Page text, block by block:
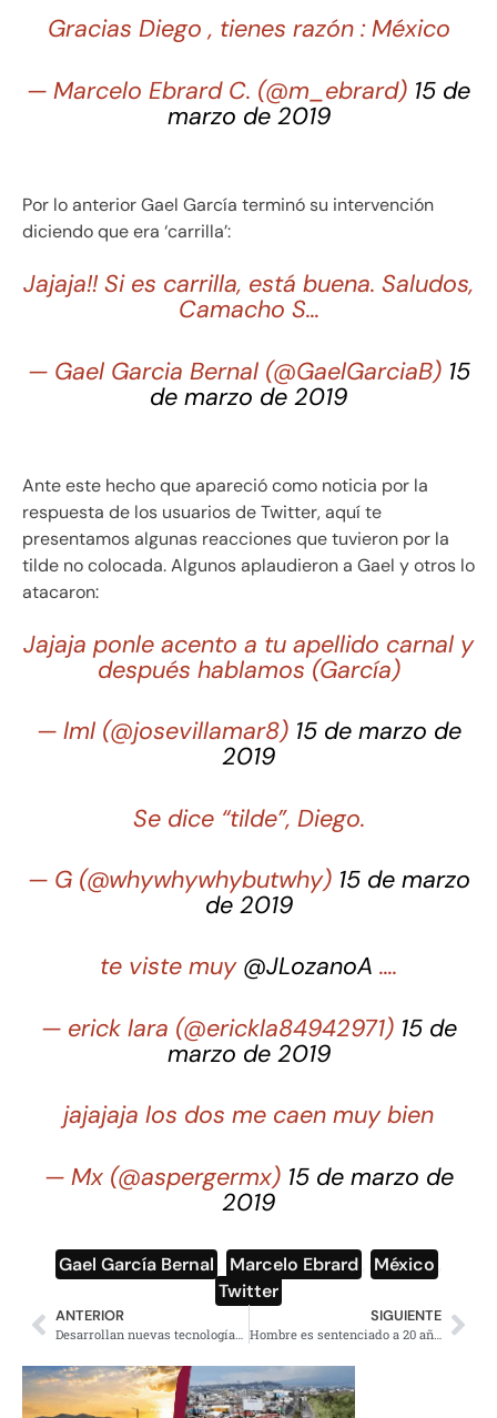
Gracias Diego , tienes razón : México
— Marcelo Ebrard C. (@m_ebrard) 15 de
marzo de 2019
Por lo anterior Gael García terminó su intervención
diciendo que era ‘carrilla’:
Jajaja!! Si es carrilla, está buena. Saludos,
Camacho S…
— Gael Garcia Bernal (@GaelGarciaB) 15
de marzo de 2019
Ante este hecho que apareció como noticia por la
respuesta de los usuarios de Twitter, aquí te
presentamos algunas reacciones que tuvieron por la
tilde no colocada. Algunos aplaudieron a Gael y otros lo
atacaron:
Jajaja ponle acento a tu apellido carnal y
después hablamos (García)
— lml (@josevillamar8) 15 de marzo de
2019
Se dice “tilde”, Diego.
— G (@whywhywhybutwhy) 15 de marzo
de 2019
te viste muy @JLozanoA ….
— erick lara (@erickla84942971) 15 de
marzo de 2019
jajajaja los dos me caen muy bien
— Mx (@aspergermx) 15 de marzo de
2019
Gael García Bernal Marcelo Ebrard México
Twitter
ANTERIOR
Desarrollan nuevas tecnologías para detectar patógenos en los alimentos
SIGUIENTE
Hombre es sentenciado a 20 años de prisión por delincuencia organizada